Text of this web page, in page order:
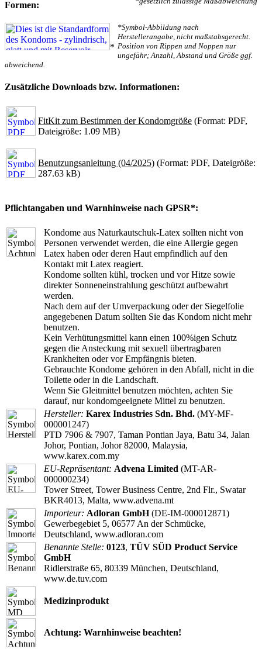
Formen:
*
*Symbol-Abbildung nach
Herstellerangabe, nicht maßstabsgerecht.
Position von Rippen und Noppen nur
ungefähr; Anzahl, Abstand und Größe ggf.
abweichend.
Zusätzliche Downloads bzw. Informationen:
FitKit zum Bestimmen der Kondomgröße (Format: PDF,
Dateigröße: 1.09 MB)
Benutzungsanleitung (04/2025) (Format: PDF, Dateigröße:
287.63 kB)
Pflichtangaben und Warnhinweise nach GPSR*:
Kondome aus Naturkautschuk-Latex sollten nicht von
Personen verwendet werden, die eine Allergie gegen
Latex haben oder deren Haut empfindlich auf den
Kontakt mit Latex reagiert.
Kondome sollten kühl, trocken und vor Hitze sowie
direkter Sonneneinstrahlung geschützt aufbewahrt
werden.
Nach dem auf der Umverpackung oder der Siegelfolie
angegebenen Datum sollten Sie das Kondom nicht mehr
benutzen.
Kein Verhütungsmittel kann einen 100%igen Schutz
gegen die Ansteckung mit sexuell übertragbaren
Krankheiten oder vor Empfängnis bieten.
Gebrauchte Kondome gehören in den Abfall, nicht in die
Toilette oder in die Landschaft.
Wenn Sie Gleitmittel benutzen möchten, achten Sie
darauf, nur kondomgeeignete Mittel zu benutzen.
Hersteller: Karex Industries Sdn. Bhd. (MY-MF-
000001247)
PTD 7906 & 7907, Taman Pontian Jaya, Batu 34, Jalan
Johor, Pontian, Johor 82000, Malaysia,
www.karex.com.my
EU-Repräsentant: Advena Limited (MT-AR-
000000234)
Tower Street, Tower Business Centre, 2nd Flr., Swatar
BKR4013, Malta, www.advena.mt
Importeur: Adloran GmbH(DE-IM-000012871)
Gewerbegebiet 5, 06577 An der Schmücke,
Deutschland, www.adloran.com
Benannte Stelle: 0123, TÜV SÜD Product Service
GmbH
Ridlerstraße 65, 80339 München, Deutschland,
www.de.tuv.com
Medizinprodukt
Achtung: Warnhinweise beachten!